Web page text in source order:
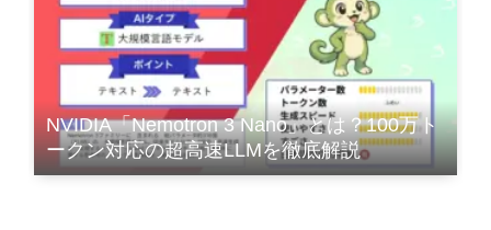
NVIDIA「Nemotron 3 Nano」とは？100万ト
ークン対応の超高速LLMを徹底解説